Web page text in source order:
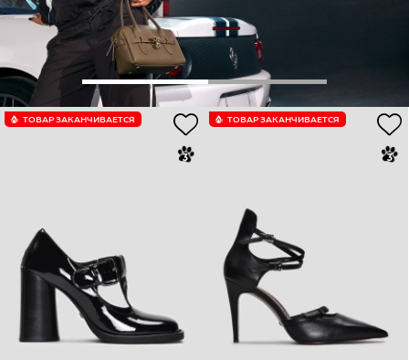
ТОВАР ЗАКАНЧИВАЕТСЯ ТОВАР ЗАКАНЧИВАЕТСЯ